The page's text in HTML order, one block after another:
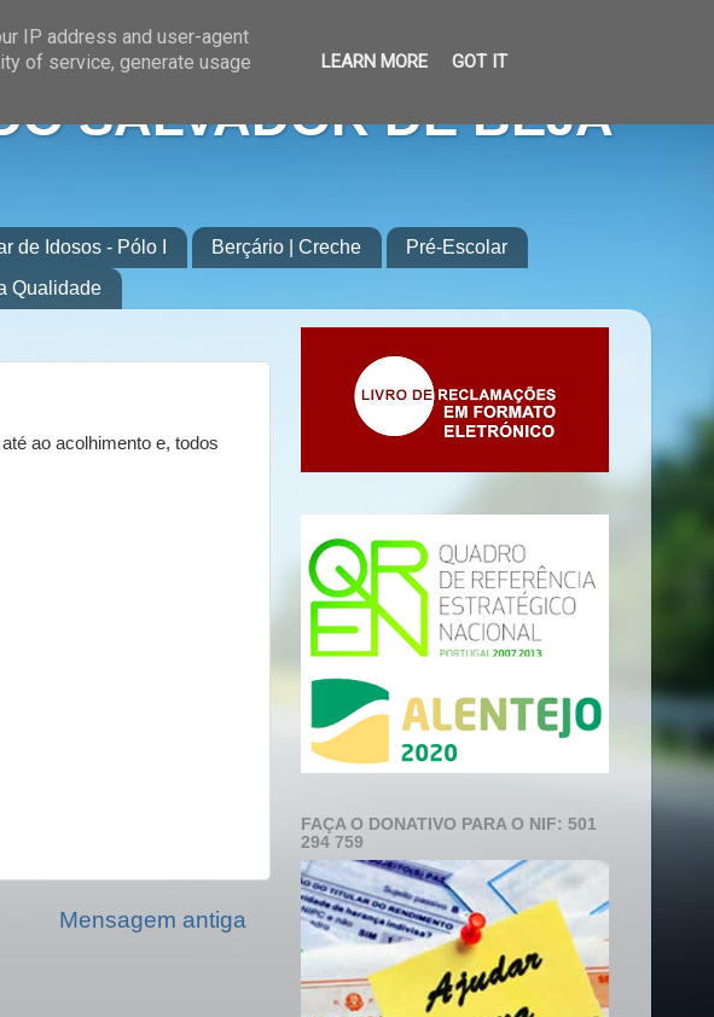
SALVADOR DE BEJA
de Idosos - Pólo I Berçário | Creche
Pré-Escolar
Qualidade
ao acolhimento e, todos
Mensagem antiga
FAÇA O DONATIVO PARA O NIF: 501
294 759
IP address and user-agent
of service, generate usage
LEARN MORE GOT IT